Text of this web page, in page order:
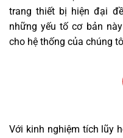
trang thiết bị hiện đại
những yếu tố cơ bản
cho hệ thống của chúng
Với kinh nghiệm tích lũy